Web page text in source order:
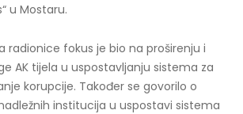
u Mostaru.
radionice fokus je bio na proširenju i
AK tijela u uspostavljanju sistema za
korupcije. Također se govorilo o
institucija u uspostavi sistema